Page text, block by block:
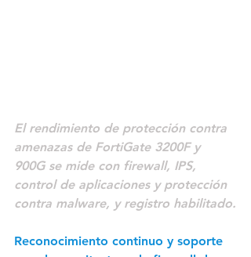
El rendimiento de protección contra
amenazas de FortiGate 3200F y
900G se mide con firewall, IPS,
control de aplicaciones y protección
contra malware, y registro habilitado.
Reconocimiento continuo y soporte